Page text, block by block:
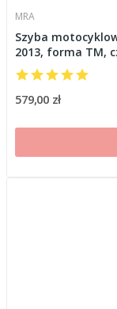
MRA
Szyba
2013, forma TM,
579,00 zł